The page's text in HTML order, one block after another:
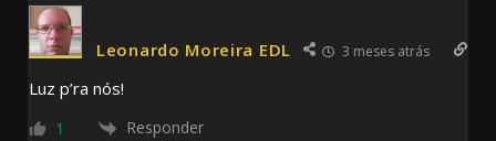
Leonardo Moreira EDL 3 meses atrás
Luz p’ra nós!
1 Responder